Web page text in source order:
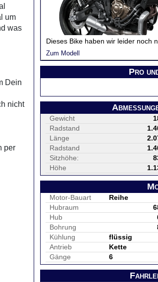
um
was
Dein
nicht
per
Dieses Bike haben wir leider noch
Zum Modell
Pro
Gewicht
Radstand
Länge
Radstand
Sitzhöhe:
Höhe
Motor-Bauart
Reihe
Hubraum
Hub
Bohrung
Kühlung
flüssig
Antrieb
Kette
Gänge
6